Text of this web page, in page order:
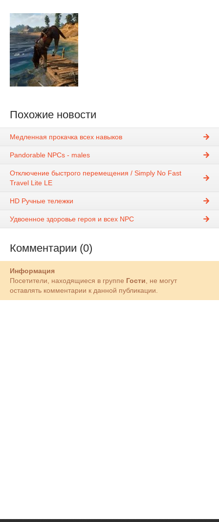
Похожие новости
Медленная прокачка всех навыков
Pandorable NPCs - males
Отключение быстрого перемещения / Simply No Fast
Travel Lite LE
HD Ручные тележки
Удвоенное здоровье героя и всех NPC
Комментарии (0)
Информация
Посетители, находящиеся в группе Гости, не могут
оставлять комментарии к данной публикации.